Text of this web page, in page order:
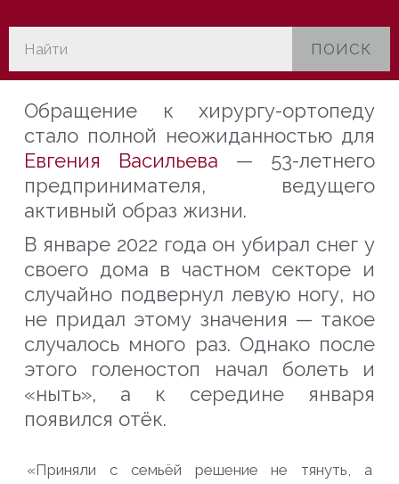
ПОИСК
Обращение к хирургу-ортопеду
стало полной неожиданностью для
Евгения Васильева — 53-летнего
предпринимателя, ведущего
активный образ жизни.
В январе 2022 года он убирал снег у
своего дома в частном секторе и
случайно подвернул левую ногу, но
не придал этому значения — такое
случалось много раз. Однако после
этого голеностоп начал болеть и
«ныть», а к середине января
появился отёк.
«Приняли с семьёй решение не тянуть, а